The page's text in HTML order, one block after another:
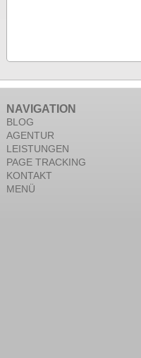
NAVIGATION
BLOG
AGENTUR
LEISTUNGEN
PAGE TRACKING
KONTAKT
MENÜ